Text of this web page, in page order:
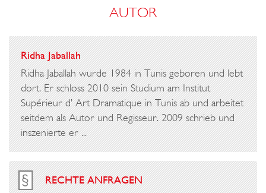
AUTOR
Ridha Jaballah
Ridha Jaballah wurde 1984 in Tunis geboren und lebt
dort. Er schloss 2010 sein Studium am Institut
Supérieur d’ Art Dramatique in Tunis ab und arbeitet
seitdem als Autor und Regisseur. 2009 schrieb und
inszenierte er ...
RECHTE ANFRAGEN